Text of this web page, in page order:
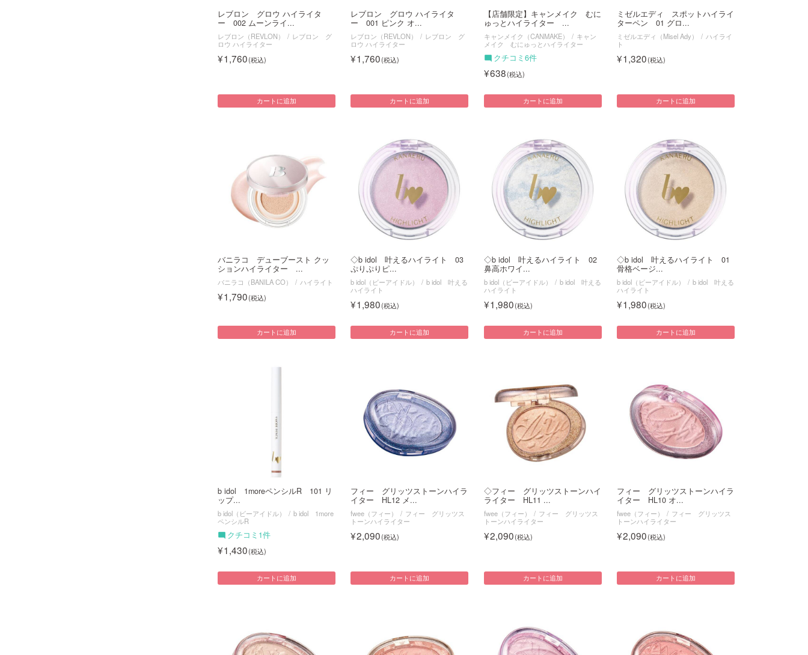
レブロン グロウ ハイライタ
ー 002 ムーンライ...
レブロン（REVLON）
レブロン グ
ロウ ハイライター
1,760
カートに追加
レブロン グロウ ハイライタ
ー 001 ピンク オ...
レブロン（REVLON）
レブロン グ
ロウ ハイライター
1,760
カートに追加
【店舗限定】キャンメイク むに
ゅっとハイライター ...
キャンメイク（CANMAKE）
キャン
メイク むにゅっとハイライター
クチコミ6件
638
カートに追加
ミゼルエディ スポットハイライ
ターペン 01 グロ...
ミゼルエディ（Misel Ady）
ハイライ
ト
1,320
カートに追加
バニラコ デューブースト クッ
ションハイライター ...
バニラコ（BANILA CO） ハイライト
1,790
カートに追加
◇b idol 叶えるハイライト 03
ぷりぷりピ...
b idol（ビーアイドル）
b idol 叶える
ハイライト
1,980
カートに追加
◇b idol 叶えるハイライト 02
鼻高ホワイ...
b idol（ビーアイドル）
b idol 叶える
ハイライト
1,980
カートに追加
◇b idol 叶えるハイライト 01
骨格ベージ...
b idol（ビーアイドル）
b idol 叶える
ハイライト
1,980
カートに追加
b idol 1moreペンシルR 101 リ
ップ...
b idol（ビーアイドル）
b idol 1more
ペンシルR
クチコミ1件
1,430
カートに追加
フィー グリッツストーンハイラ
イター HL12 メ...
fwee（フィー）
フィー グリッツス
トーンハイライター
2,090
カートに追加
◇フィー グリッツストーンハイ
ライター HL11 ...
fwee（フィー）
フィー グリッツス
トーンハイライター
2,090
カートに追加
フィー グリッツストーンハイラ
イター HL10 オ...
fwee（フィー）
フィー グリッツス
トーンハイライター
2,090
カートに追加